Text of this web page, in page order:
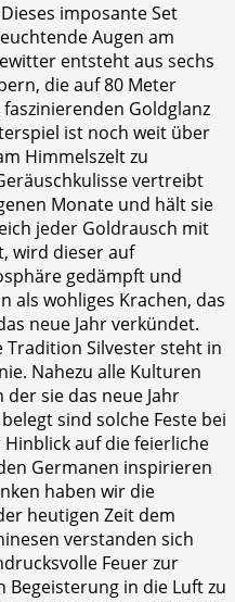
imposante Set
Augen am
entsteht aus sechs
die auf 80 Meter
Goldglanz
ist noch weit über
Himmelszelt zu
vertreibt
Monate und hält sie
jeder Goldrausch mit
wird dieser auf
gedämpft und
als wohliges Krachen, das
neue Jahr verkündet.
Tradition Silvester steht in
Nahezu alle Kulturen
sie das neue Jahr
sind solche Feste bei
auf die feierliche
Germanen inspirieren
haben wir die
heutigen Zeit dem
verstanden sich
Feuer zur
in die Luft zu